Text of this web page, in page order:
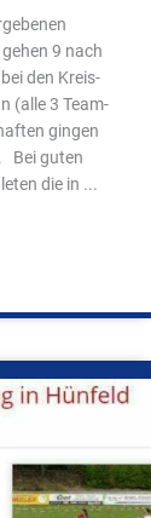
9 nach
den Kreis-
(alle 3 Team-
gingen
Bei guten
die in ...